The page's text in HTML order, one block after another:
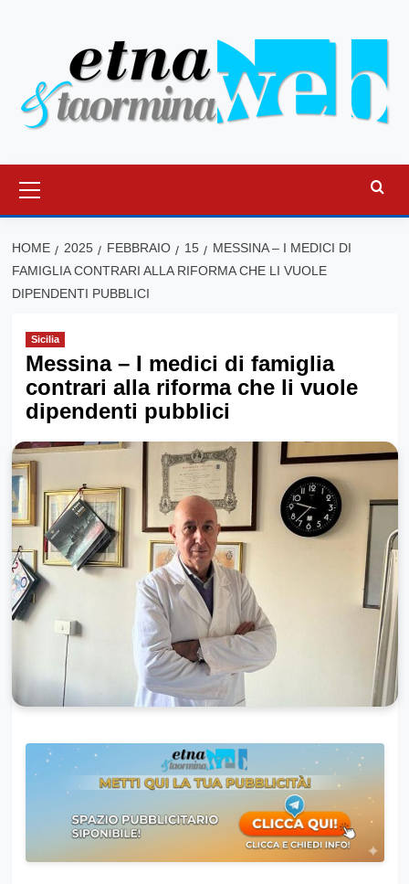
principale
HOME 2025 FEBBRAIO 15
MESSINA – I MEDICI DI
FAMIGLIA CONTRARI ALLA RIFORMA CHE LI VUOLE
DIPENDENTI PUBBLICI
Sicilia
Messina – I medici di famiglia
contrari alla riforma che li vuole
dipendenti pubblici